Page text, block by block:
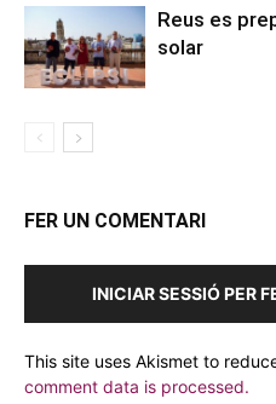
Reus es
solar
FER UN COMENTARI
INICIAR SESSIÓ PER
This site uses Akismet to
comment data is processed.